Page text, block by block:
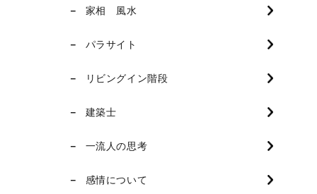
家相 風水
パラサイト
リビングイン階段
建築士
一流人の思考
感情について